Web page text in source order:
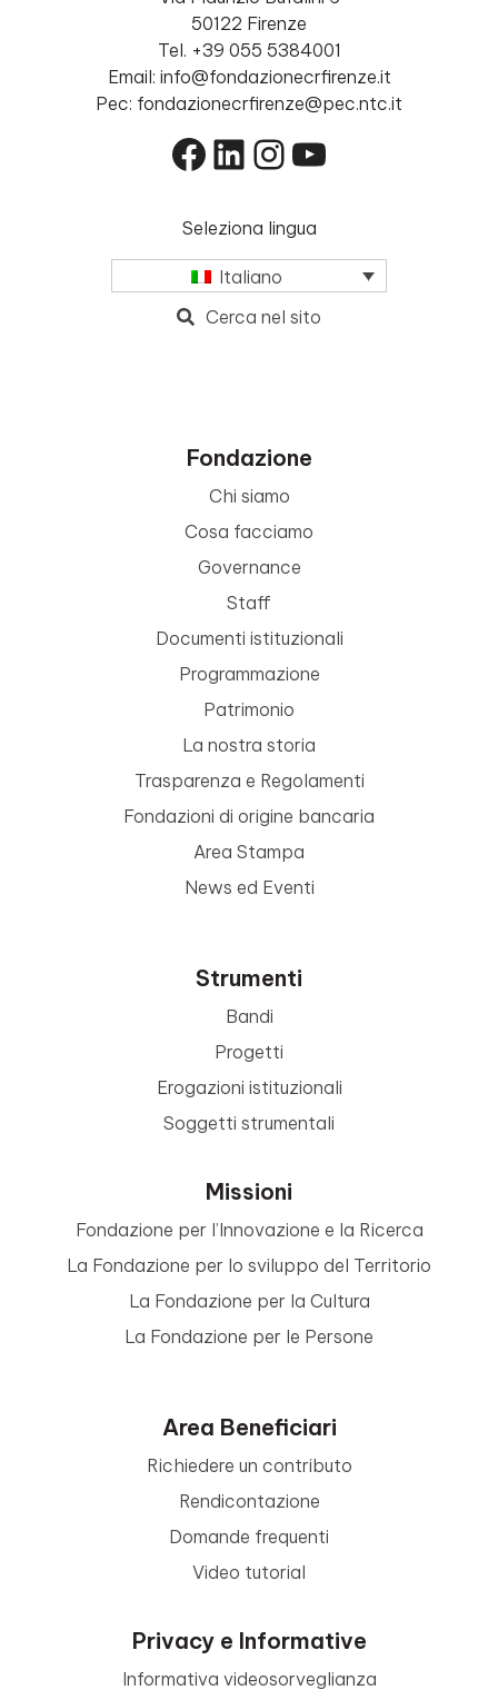
50122 Firenze
Tel. +39 055 5384001
Email: info@fondazionecrfirenze.it
Pec: fondazionecrfirenze@pec.ntc.it
Facebook
LinkedIn
Instagram
YouTube
Seleziona lingua
Italiano
Cerca nel sito
Fondazione
Chi siamo
Cosa facciamo
Governance
Staff
Documenti istituzionali
Programmazione
Patrimonio
La nostra storia
Trasparenza e Regolamenti
Fondazioni di origine bancaria
Area Stampa
News ed Eventi
Strumenti
Bandi
Progetti
Erogazioni istituzionali
Soggetti strumentali
Missioni
Fondazione per l’Innovazione e la Ricerca
La Fondazione per lo sviluppo del Territorio
La Fondazione per la Cultura
La Fondazione per le Persone
Area Beneficiari
Richiedere un contributo
Rendicontazione
Domande frequenti
Video tutorial
Privacy e Informative
Informativa videosorveglianza